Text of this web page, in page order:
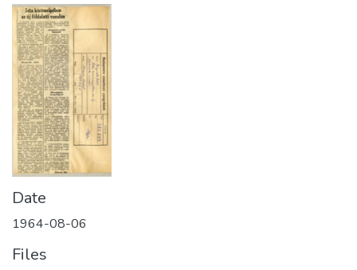
Date
1964-08-06
Files